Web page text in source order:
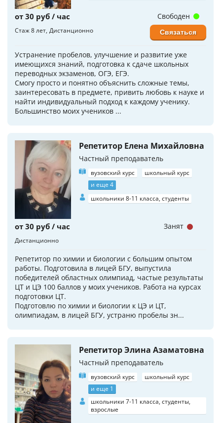
от 30 руб / час
Стаж 8 лет Дистанционно
Устранение пробелов, улучшение и развитие уже
имеющихся знаний, подготовка к сдаче школьных
переводных экзаменов, ОГЭ, ЕГЭ.
Смогу просто и понятно объяснить сложные темы,
заинтересовать в предмете, привить любовь к науке и
найти индивидуальный подход к каждому ученику.
Большинство моих учеников ...
Свободен
Связаться
Репетитор Елена Михайловна
Частный преподаватель
вузовский курс
школьный курс
и еще 4
школьники 8-11 класса, студенты
от 30 руб / час
Дистанционно
Репетитор по химии и биологии с большим опытом
работы. Подготовила в лицей БГУ, выпустила
победителей областных олимпиад, частые результаты
ЦТ и ЦЭ 100 баллов у моих учеников. Работа на курсах
подготовки ЦТ.
Подготовлю по химии и биологии к ЦЭ и ЦТ,
олимпиадам, в лицей БГУ, устраню пробелы зн...
Занят
Репетитор Элина Азаматовна
Частный преподаватель
вузовский курс
школьный курс
и еще 1
школьники 7-11 класса, студенты,
взрослые